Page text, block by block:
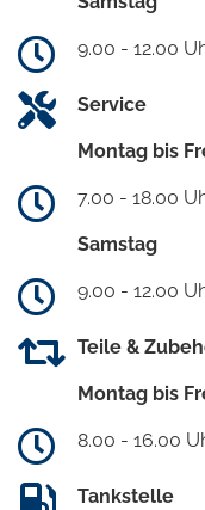
9.00 - 12.00
Service
Montag bis
7.00 - 18.00
Samstag
9.00 - 12.00
Teile &
Montag bis
8.00 - 16.00
Tankstelle